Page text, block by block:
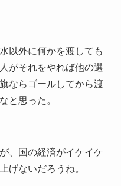
以外に何かを渡しても
がそれをやれば他の選
ならゴールしてから渡
と思った。
、国の経済がイケイケ
げないだろうね。